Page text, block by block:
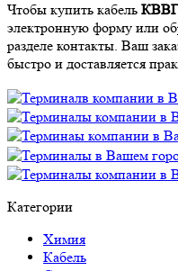
Чтобы купить кабель
электронную форму или
разделе контакты. Ваш
быстро и доставляется
Категории
Химия
Кабель